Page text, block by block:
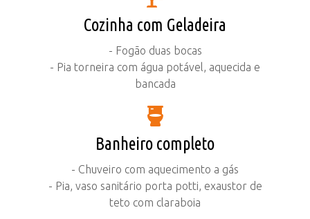
Cozinha com Geladeira
- Fogão duas bocas
- Pia torneira com água potável, aquecida e
bancada
Banheiro completo
- Chuveiro com aquecimento a gás
- Pia, vaso sanitário porta potti, exaustor de
teto com claraboia